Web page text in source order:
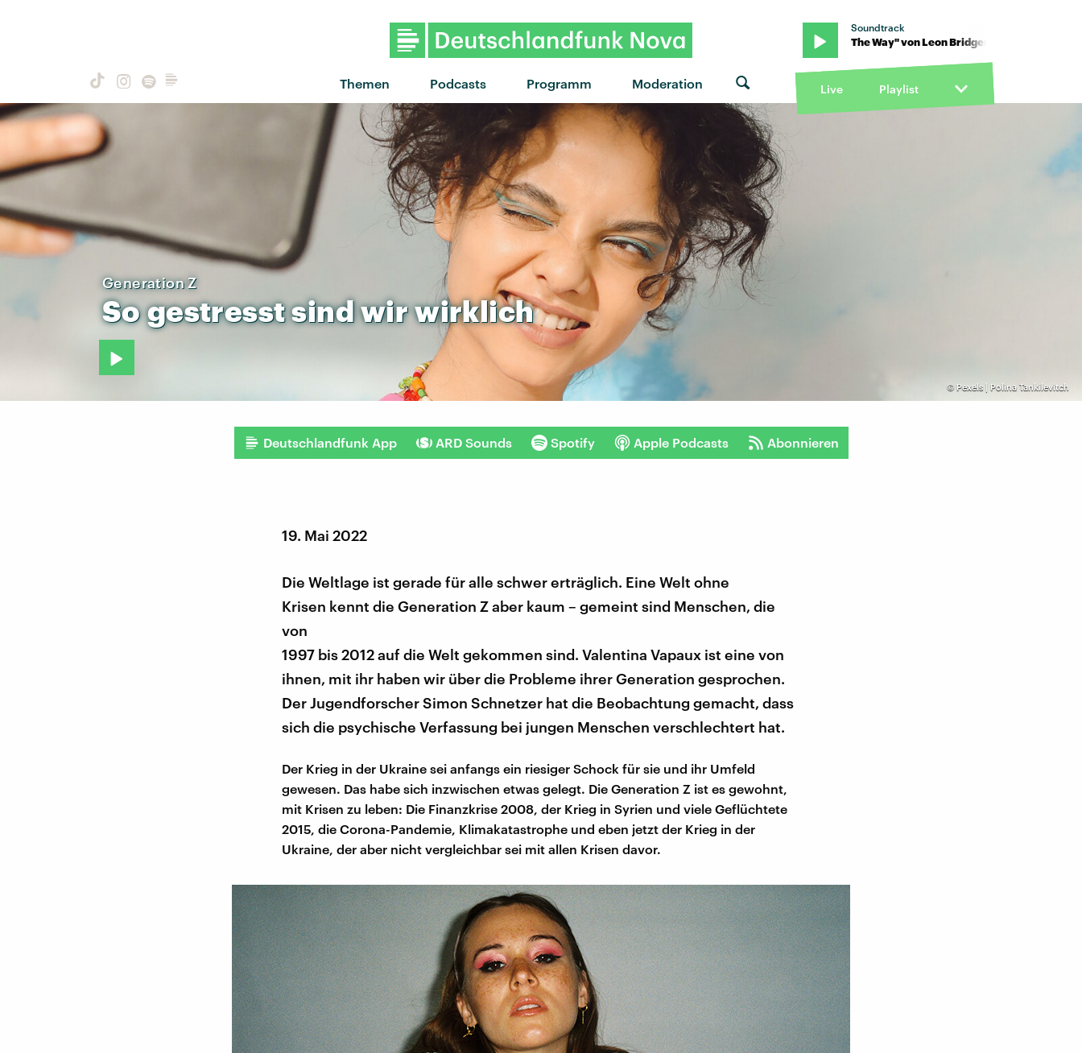
Themen Podcasts Programm Moderation
Soundtrack
"Light The Way" von Leon Bridges · "Light The Way" von Leon Bridges · "Light The Way" von Leon
Live Playlist
© Pexels | Polina Tankilevitch
Generation Z
Sogestresstsindwirwirklich
Deutschlandfunk App ARD Sounds Spotify Apple Podcasts Abonnieren
19. Mai 2022
Die Weltlage ist gerade für alle schwer erträglich. Eine Welt ohne
Krisen kennt die Generation Z aber kaum – gemeint sind Menschen, die
von
1997 bis 2012 auf die Welt gekommen sind. Valentina Vapaux ist eine von
ihnen, mit ihr haben wir über die Probleme ihrer Generation gesprochen.
Der Jugendforscher Simon Schnetzer hat die Beobachtung gemacht, dass
sich die psychische Verfassung bei jungen Menschen verschlechtert hat.
Der Krieg in der Ukraine sei anfangs ein riesiger Schock für sie und ihr Umfeld
gewesen. Das habe sich inzwischen etwas gelegt. Die Generation Z ist es gewohnt,
mit Krisen zu leben: Die Finanzkrise 2008, der Krieg in Syrien und viele Geflüchtete
2015, die Corona-Pandemie, Klimakatastrophe und eben jetzt der Krieg in der
Ukraine, der aber nicht vergleichbar sei mit allen Krisen davor.